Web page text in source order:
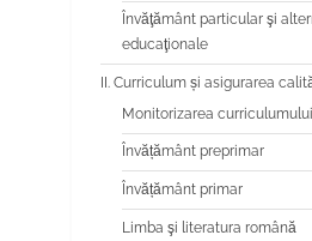
Învăţământ particular şi
educaţionale
II. Curriculum și asigurarea
Monitorizarea
Învățământ preprimar
Învățământ primar
Limba şi literatura română